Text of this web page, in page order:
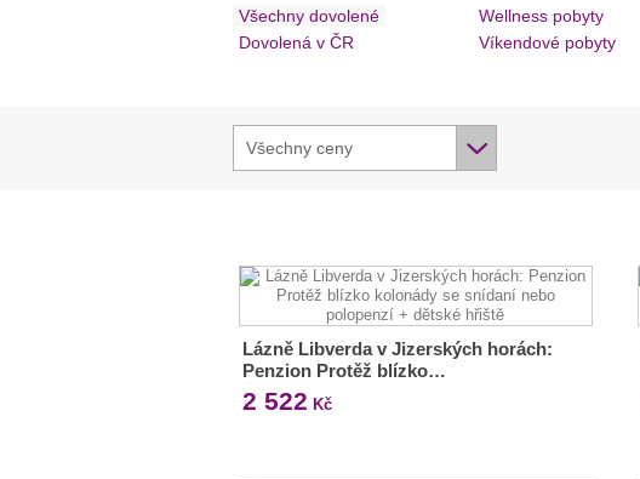
Všechny dovolené
Dovolená v ČR
Wellness pobyty
Víkendové pobyty
Všechny ceny
Lázně Libverda v Jizerských horách:
Penzion Protěž blízko…
2 522 Kč